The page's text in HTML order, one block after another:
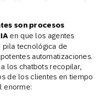
son procesos
en que los agentes
pila tecnológica de
automatizaciones.
los chatbots recopilar,
de los clientes en tiempo
enorme: